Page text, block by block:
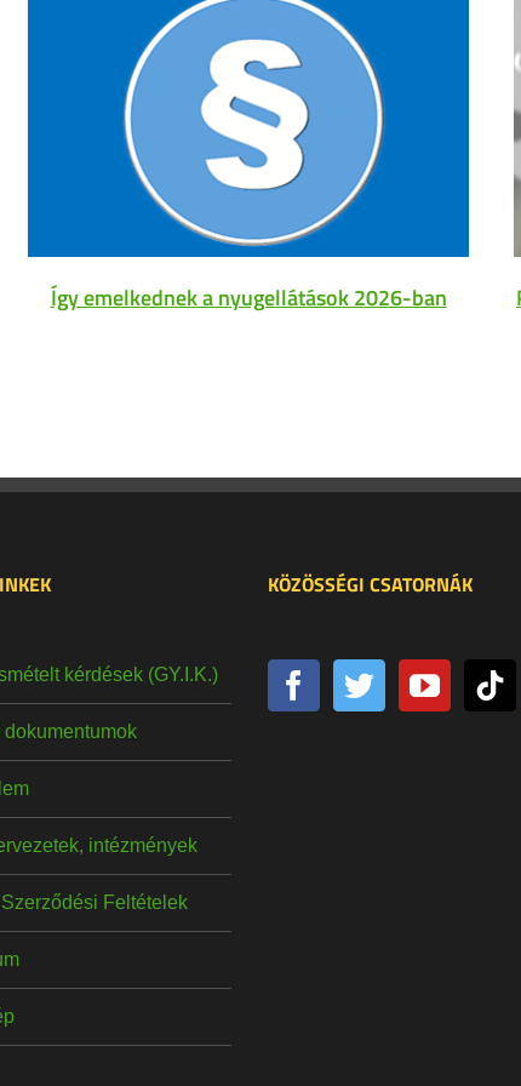
Így emelkednek a nyugellátások 2026-ban
kérdések (GY.I.K.)
dokumentumok
intézmények
Feltételek
KÖZÖSSÉGI CSATORNÁK